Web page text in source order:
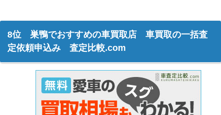
8位 巣鴨でおすすめの車買取店 車買取の一括査
定依頼申込み 査定比較.com